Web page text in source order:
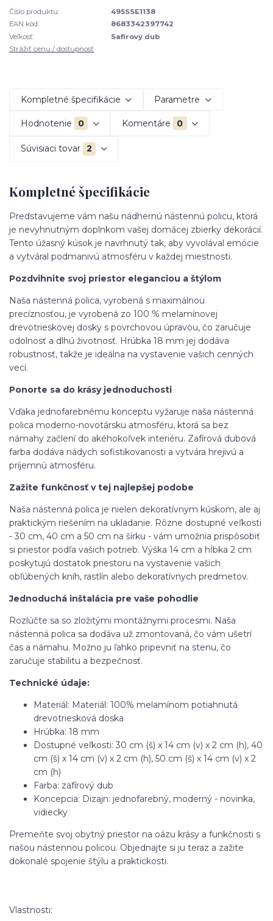
Číslo produktu:
495SSE1138
EAN kód:
8683342397742
Veľkosť:
Safírový dub
Strážiť cenu / dostupnosť
Kompletné špecifikácie Parametre
Hodnotenie 0 Komentáre 0
Súvisiaci tovar 2
Kompletné špecifikácie
Predstavujeme vám našu nádhernú nástennú policu, ktorá
je nevyhnutným doplnkom vašej domácej zbierky dekorácií.
Tento úžasný kúsok je navrhnutý tak, aby vyvolával emócie
a vytváral podmanivú atmosféru v každej miestnosti.
Pozdvihnite svoj priestor eleganciou a štýlom
Naša nástenná polica, vyrobená s maximálnou
precíznosťou, je vyrobená zo 100 % melamínovej
drevotrieskovej dosky s povrchovou úpravou, čo zaručuje
odolnosť a dlhú životnosť. Hrúbka 18 mm jej dodáva
robustnosť, takže je ideálna na vystavenie vašich cenných
vecí.
Ponorte sa do krásy jednoduchosti
Vďaka jednofarebnému konceptu vyžaruje naša nástenná
polica moderno-novotársku atmosféru, ktorá sa bez
námahy začlení do akéhokoľvek interiéru. Zafírová dubová
farba dodáva nádych sofistikovanosti a vytvára hrejivú a
príjemnú atmosféru.
Zažite funkčnosť v tej najlepšej podobe
Naša nástenná polica je nielen dekoratívnym kúskom, ale aj
praktickým riešením na ukladanie. Rôzne dostupné veľkosti
- 30 cm, 40 cm a 50 cm na šírku - vám umožnia prispôsobiť
si priestor podľa vašich potrieb. Výška 14 cm a hĺbka 2 cm
poskytujú dostatok priestoru na vystavenie vašich
obľúbených kníh, rastlín alebo dekoratívnych predmetov.
Jednoduchá inštalácia pre vaše pohodlie
Rozlúčte sa so zložitými montážnymi procesmi. Naša
nástenná polica sa dodáva už zmontovaná, čo vám ušetrí
čas a námahu. Možno ju ľahko pripevniť na stenu, čo
zaručuje stabilitu a bezpečnosť.
Technické údaje:
Materiál: Materiál: 100% melamínom potiahnutá
drevotriesková doska
Hrúbka: 18 mm
Dostupné veľkosti: 30 cm (š) x 14 cm (v) x 2 cm (h), 40
cm (š) x 14 cm (v) x 2 cm (h), 50 cm (š) x 14 cm (v) x 2
cm (h)
Farba: zafírový dub
Koncepcia: Dizajn: jednofarebný, moderný - novinka,
vidiecky
Premeňte svoj obytný priestor na oázu krásy a funkčnosti s
našou nástennou policou. Objednajte si ju teraz a zažite
dokonalé spojenie štýlu a praktickosti.
Vlastnosti: